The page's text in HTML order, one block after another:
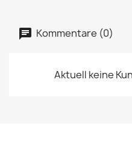
Kommentare (0)
Aktuell keine